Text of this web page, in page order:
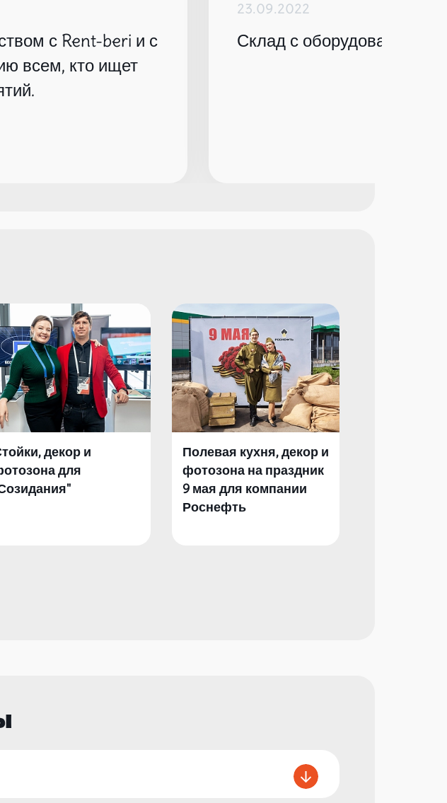
с Rent-beri и с
всем, кто ищет
23.09.2022
Склад с оборудованием
декор и
для
Полевая кухня, декор и
фотозона на праздник
9 мая для компании
Роснефть